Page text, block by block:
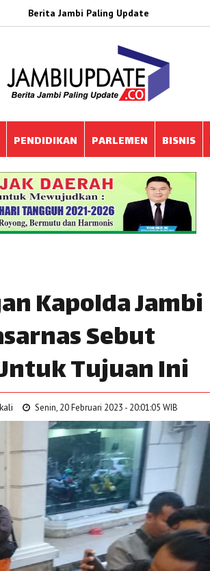
Berita Jambi Paling Update
PENDIDIKAN PARLEMEN BISNIS
Kapolda Jambi
Sebut
Tujuan Ini
Senin, 20 Februari 2023 - 20:01:05 WIB